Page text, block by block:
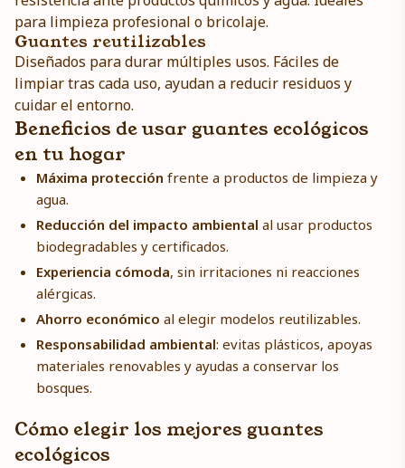
para limpieza profesional o bricolaje.
Guantes reutilizables
Diseñados para durar múltiples usos. Fáciles de
limpiar tras cada uso, ayudan a reducir residuos y
cuidar el entorno.
Beneficios de usar guantes ecológicos
en tu hogar
Máxima protección frente a productos de limpieza y
agua.
Reducción del impacto ambiental al usar productos
biodegradables y certificados.
Experiencia cómoda, sin irritaciones ni reacciones
alérgicas.
Ahorro económico al elegir modelos reutilizables.
Responsabilidad ambiental: evitas plásticos, apoyas
materiales renovables y ayudas a conservar los
bosques.
Cómo elegir los mejores guantes
ecológicos